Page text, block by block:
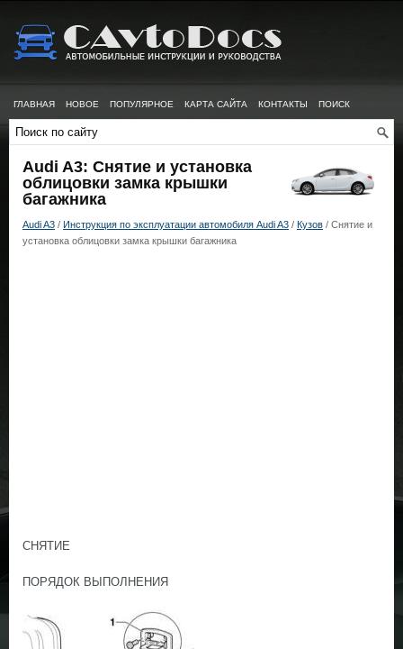
ГЛАВНАЯ НОВОЕ ПОПУЛЯРНОЕ КАРТА САЙТА КОНТАКТЫ ПОИСК
Audi A3: Снятие и установка
облицовки замка крышки
багажника
Audi A3 / Инструкция по эксплуатации автомобиля Audi A3 / Кузов / Снятие и
установка облицовки замка крышки багажника
СНЯТИЕ
ПОРЯДОК ВЫПОЛНЕНИЯ